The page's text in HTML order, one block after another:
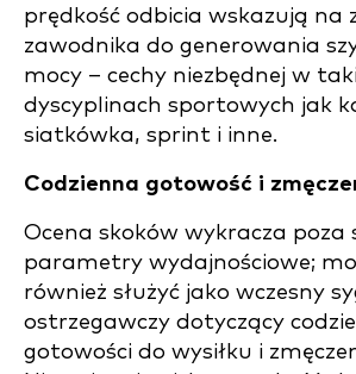
prędkość odbicia wskazują na
zawodnika do generowania
mocy – cechy niezbędnej w
dyscyplinach sportowych jak
siatkówka, sprint i inne.
Codzienna gotowość i
Ocena skoków wykracza poza
parametry wydajnościowe;
również służyć jako wczesny
ostrzegawczy dotyczący
gotowości do wysiłku i